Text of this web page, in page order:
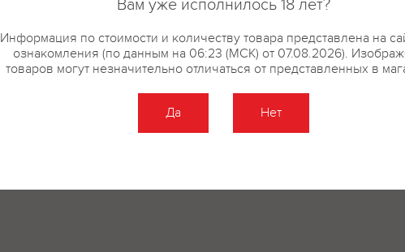
Вам уже исполнилось 18 лет?
Информация по стоимости и количеству товара представлена на
ознакомления (по данным на 06:23 (МСК) от 07.08.2026).
товаров могут незначительно отличаться от представленных в
Да Нет